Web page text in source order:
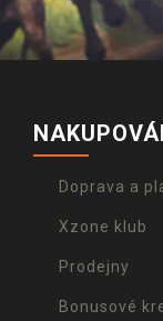
Doprava a
Xzone klub
Prodejny
Bonusové